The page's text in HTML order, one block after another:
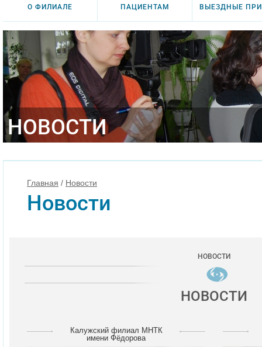
О ФИЛИАЛЕ ПАЦИЕНТАМ ВЫЕЗДНЫЕ
НОВОСТИ
Главная / Новости
Новости
НОВОСТИ
НОВОСТИ
Калужский филиал МНТК
имени Фёдорова